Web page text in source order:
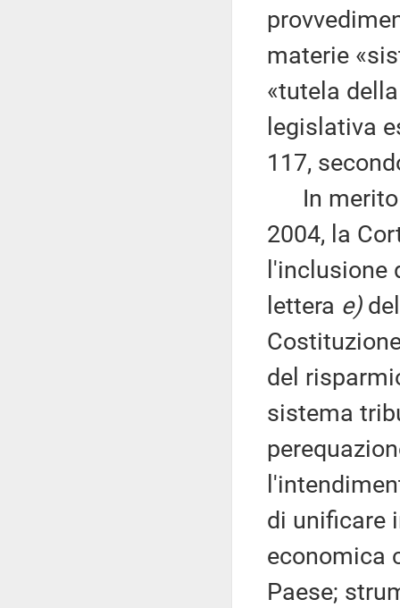
materie
«tutela
legislativa
117,
In merito
2004, la
l'inclusione
lettera e)
del
sistema
di unificare
economica
Paese;